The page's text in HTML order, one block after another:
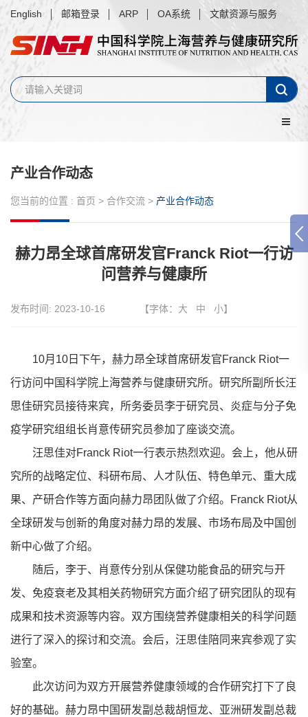
English 邮箱登录 ARP OA系统 文献资源与服务
产业合作动态
您当前的位置 : 首页 > 合作交流 > 产业合作动态
赫力昂全球首席研发官Franck Riot一行访
问营养与健康所
发布时间: 2023-10-16 【字体： 大 中 小】
10月10日下午，赫力昂全球首席研发官Franck Riot一
行访问中国科学院上海营养与健康研究所。研究所副所长汪
思佳研究员接待来宾，所务委员李于研究员、炎症与分子免
疫学研究组组长肖意传研究员参加了座谈交流。
汪思佳对Franck Riot一行表示热烈欢迎。会上，他从研
究所的战略定位、科研布局、人才队伍、特色单元、重大成
果、产研合作等方面向赫力昂团队做了介绍。Franck Riot从
全球研发与创新的角度对赫力昂的发展、市场布局及中国创
新中心做了介绍。
随后，李于、肖意传分别从保健功能食品的研究与开
发、免疫衰老及其相关药物研究方面介绍了研究团队的现有
成果和技术资源等内容。双方围绕营养健康相关的科学问题
进行了深入的探讨和交流。会后，汪思佳陪同来宾参观了实
验室。
此次访问为双方开展营养健康领域的合作研究打下了良
好的基础。赫力昂中国研发副总裁胡恒龙、亚洲研发副总裁